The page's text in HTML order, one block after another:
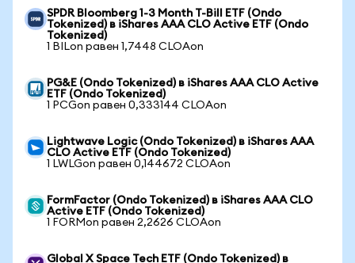
SPDR Bloomberg 1-3 Month T-Bill ETF (Ondo
Tokenized) в iShares AAA CLO Active ETF (Ondo
Tokenized)
1 BILon равен 1,7448 CLOAon
PG&E (Ondo Tokenized) в iShares AAA CLO Active
ETF (Ondo Tokenized)
1 PCGon равен 0,333144 CLOAon
Lightwave Logic (Ondo Tokenized) в iShares AAA
CLO Active ETF (Ondo Tokenized)
1 LWLGon равен 0,144672 CLOAon
FormFactor (Ondo Tokenized) в iShares AAA CLO
Active ETF (Ondo Tokenized)
1 FORMon равен 2,2626 CLOAon
Global X Space Tech ETF (Ondo Tokenized) в